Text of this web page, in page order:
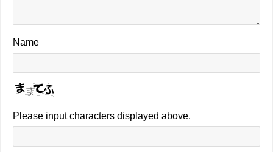
Name
Please input characters displayed above.